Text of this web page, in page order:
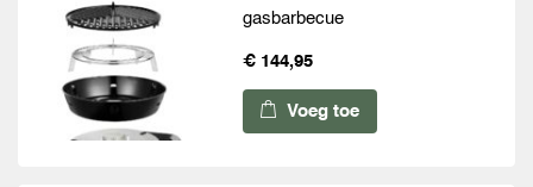
gasbarbecue
€ 144,95
Voeg toe